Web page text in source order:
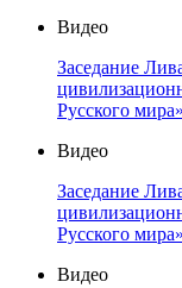
Видео
Заседание
Русского
Видео
Заседание
Русского
Видео